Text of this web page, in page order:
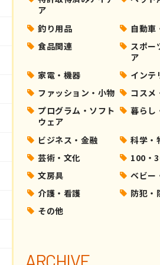
ア
釣り用品
自動車
食品関連
スポー
ア
家電・機器
インテ
ファッション・小物
コスメ
プログラム・ソフト
ウェア
暮らし
ビジネス・金融
科学・
芸術・文化
100・
文房具
ベビー
介護・看護
防犯・
その他
ARCHIVE